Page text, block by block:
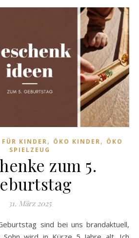
KINDER, ÖKO KINDER, ÖKO
SPIELZEUG
zum 5.
31. März 2025